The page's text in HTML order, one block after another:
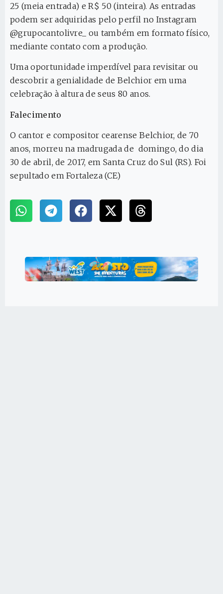
25 (meia entrada) e R$ 50 (inteira). As entradas
podem ser adquiridas pelo perfil no Instagram
@grupocantolivre_ ou também em formato físico,
mediante contato com a produção.
Uma oportunidade imperdível para revisitar ou
descobrir a genialidade de Belchior em uma
celebração à altura de seus 80 anos.
Falecimento
O cantor e compositor cearense Belchior, de 70
anos, morreu na madrugada de domingo, do dia
30 de abril, de 2017, em Santa Cruz do Sul (RS). Foi
sepultado em Fortaleza (CE)